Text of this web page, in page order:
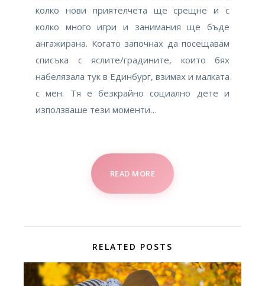
колко нови приятелчета ще срещне и с
колко много игри и занимания ще бъде
ангажирана. Когато започнах да посещавам
списъка с яслите/градините, които бях
набелязала тук в Единбург, взимах и малката
с мен. Тя е безкрайно социално дете и
използваше тези моменти…
READ MORE
RELATED POSTS